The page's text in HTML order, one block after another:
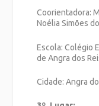
Coorientadora:
Noélia Simões
Escola: Colégio
de Angra dos
Cidade: Angra